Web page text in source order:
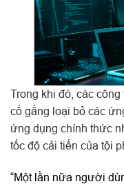
Trong khi đó, các
cố gắng loại bỏ các
ứng dụng chính thức
tốc độ cải tiến của tội
“Một lần nữa người